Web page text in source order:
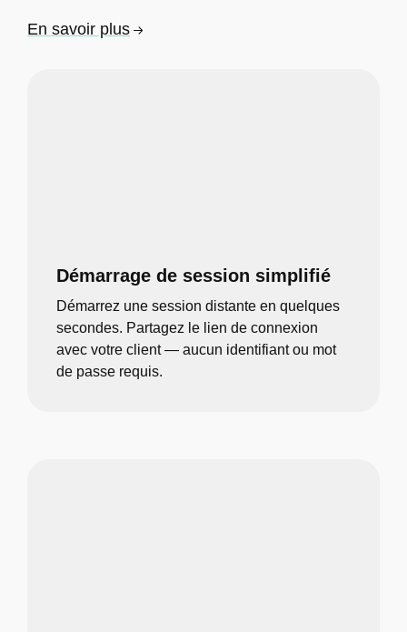
En savoir plus
Démarrage de session simplifié
Démarrez une session distante en quelques
secondes. Partagez le lien de connexion
avec votre client — aucun identifiant ou mot
de passe requis.